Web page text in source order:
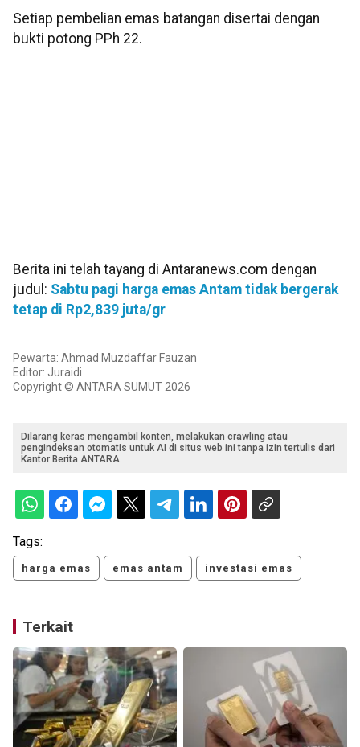
Setiap pembelian emas batangan disertai dengan
bukti potong PPh 22.
Berita ini telah tayang di Antaranews.com dengan
judul: Sabtu pagi harga emas Antam tidak bergerak
tetap di Rp2,839 juta/gr
Pewarta: Ahmad Muzdaffar Fauzan
Editor: Juraidi
Copyright © ANTARA SUMUT 2026
Dilarang keras mengambil konten, melakukan crawling atau
pengindeksan otomatis untuk AI di situs web ini tanpa izin tertulis dari
Kantor Berita ANTARA.
Tags:
harga emas emas antam investasi emas
Terkait